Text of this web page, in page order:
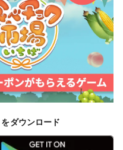
ダウンロード